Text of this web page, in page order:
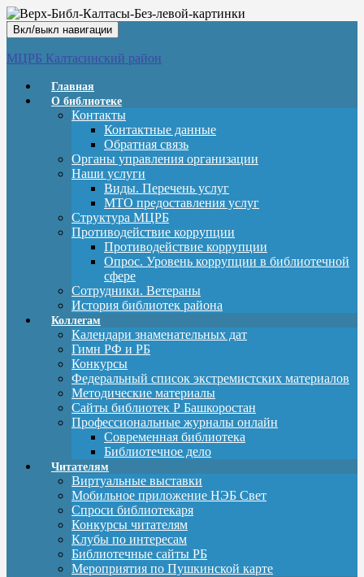
Вкл/выкл навигации
МЦРБ Калтасинский район
Главная
О библиотеке
Контакты
Контактные данные
Обратная связь
Органы управления организации
Наши услуги
Виды. Перечень услуг
МТО предоставления услуг
Структура МЦРБ
Противодействие коррупции
Противодействие коррупции
Опрос. Уровень коррупции в библиотечной
сфере
Сотрудники. Ветераны
История библиотек района
Коллегам
Календари знаменательных дат
Гимн РФ и РБ
Конкурсы
Федеральный список экстремистских материалов
Методические материалы
Сайты библиотек Р Башкоростан
Профессиональные журналы онлайн
Современная библиотека
Библиотечное дело
Читателям
Виртуальные выставки
Мобильное приложение НЭБ Свет
Спроси библиотекаря
Конкурсы читателям
Клубы по интересам
Библиотечные сайты РБ
Мероприятия по Пушкинской карте